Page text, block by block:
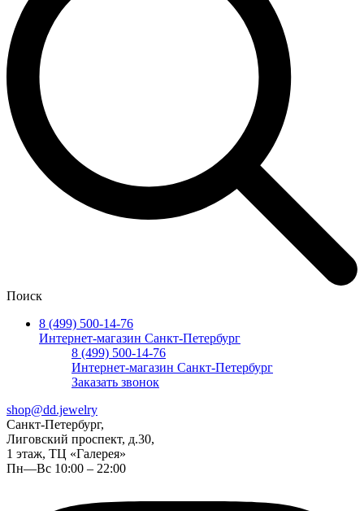
Поиск
8 (499) 500-14-76
Интернет-магазин Санкт-Петербург
8 (499) 500-14-76
Интернет-магазин Санкт-Петербург
Заказать звонок
shop@dd.jewelry
Санкт-Петербург,
Лиговский проспект, д.30,
1 этаж, ТЦ «Галерея»
Пн—Вс 10:00 – 22:00